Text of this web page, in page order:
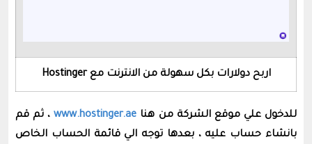
اربح دولارات بكل سهولة من الانترنت مع Hostinger
للدخول علي موقع الشركة من هنا www.hostinger.ae، ثم قم
بانشاء حساب عليه ، بعدها توجه الي قائمة الحساب الخاص